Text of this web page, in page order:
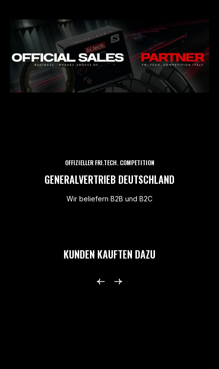
OFFIZIELLER FRI.TECH. COMPETITION
GENERALVERTRIEB DEUTSCHLAND
Wir beliefern B2B und B2C
KUNDEN KAUFTEN DAZU